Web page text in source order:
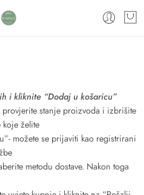
i kliknite “Dodaj u košaricu”
stanje proizvoda i izbrišite
želite
možete se prijaviti kao registrirani
metodu dostave. Nakon toga